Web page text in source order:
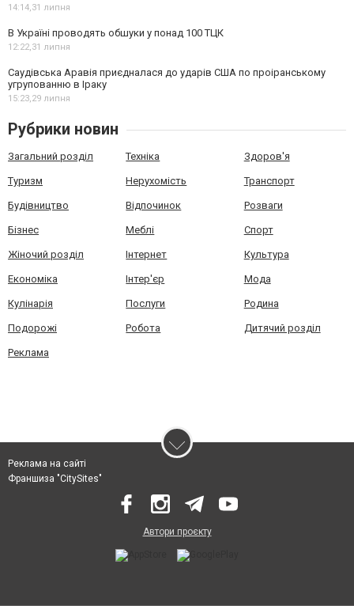
14:14,31 липня
В Україні проводять обшуки у понад 100 ТЦК
12:22,31 липня
Саудівська Аравія приєдналася до ударів США по проіранському
угрупованню в Іраку
15:23,29 липня
Рубрики новин
Загальний розділ Техніка Здоров'я
Туризм Нерухомість Транспорт
Будівництво Відпочинок Розваги
Бізнес Меблі Спорт
Жіночий розділ Інтернет Культура
Економіка Інтер'єр Мода
Кулінарія Послуги Родина
Подорожі Робота Дитячий розділ
Реклама
Реклама на сайті
Франшиза "CitySites"
Автори проєкту